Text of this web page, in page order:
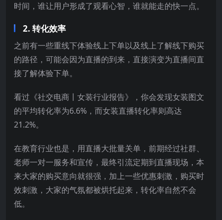
时间，谁让用户形成了观看心智，谁就能走的快一点。
2. 转化效率
之前有一些重线下体验线上下单以及线上了解线下购买
的路径，可能会因为直播的到来，直接演变为直播间直
接了解体验下单。
看过《社交电商丨女装行业报告》，你会发现女装图文
的平均转化率为6.6%，而女装直播转化率则高达
21.2%。
在教育行业也是，用直播大批量关单，前期经过社群、
老师一对一服务和宣传，最终引流定期到直播现场，本
来大家的购买意向就很强，加上一些优惠刺激，购买时
效刺激，大家的气氛都被烘托起来，转化率自然不会
低。